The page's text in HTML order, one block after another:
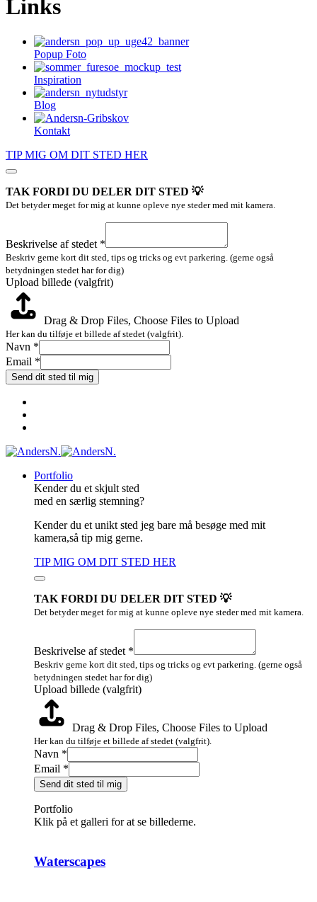
Links
Popup Foto
Inspiration
Blog
Kontakt
TIP MIG OM DIT STED HER
TAK FORDI DU DELER DIT STED 💡
Det betyder meget for mig at kunne opleve nye steder med mit kamera.
Beskrivelse
stedet
Beskrivelse af stedet *
Beskriv gerne kort dit sted, tips og tricks og evt parkering. (gerne også
betydningen stedet har for dig)
Upload billede (valgfrit)
Drag & Drop Files, Choose Files to Upload
Her kan du tilføje et billede af stedet (valgfrit).
Navn *
Email *
Send dit sted til mig
Portfolio
Kender du et skjult sted
med en særlig stemning?
Kender du et unikt sted jeg bare må besøge med mit
kamera,så tip mig gerne.
TIP MIG OM DIT STED HER
TAK FORDI DU DELER DIT STED 💡
Det betyder meget for mig at kunne opleve nye steder med mit kamera.
Navn
af
Beskrivelse af stedet *
Beskriv gerne kort dit sted, tips og tricks og evt parkering. (gerne også
betydningen stedet har for dig)
Upload billede (valgfrit)
Drag & Drop Files, Choose Files to Upload
Her kan du tilføje et billede af stedet (valgfrit).
Navn *
Email *
Send dit sted til mig
Portfolio
Klik på et galleri for at se billederne.
Waterscapes